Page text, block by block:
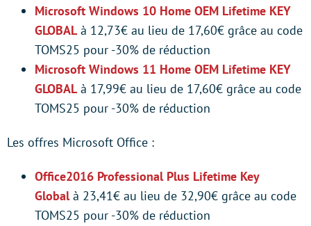
Microsoft Windows 10 Home OEM Lifetime KEY
GLOBAL à 12,73€ au lieu de 17,60€ grâce au code
TOMS25 pour -30% de réduction
Microsoft Windows 11 Home OEM Lifetime KEY
GLOBAL à 17,99€ au lieu de 17,60€ grâce au code
TOMS25 pour -30% de réduction
Les offres Microsoft Office :
Office2016 Professional Plus Lifetime Key
Globalà 23,41€ au lieu de 32,90€ grâce au code
TOMS25 pour -30% de réduction